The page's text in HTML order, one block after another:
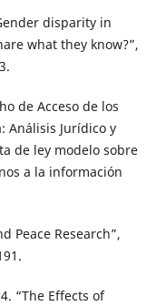
disparity in
what they know?”,
de Acceso de los
Análisis Jurídico y
de ley modelo sobre
a la información
Peace Research”,
“The Effects of